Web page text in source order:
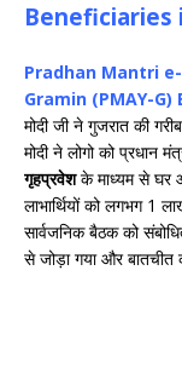
Beneficiaries
Pradhan Mantri
Gramin (PMAY-
मोदी जी ने गुजरात की
मोदी ने लोगो को प्रधान
गृहप्रवेशके माध्यम से घर
लाभार्थियों को लगभग 1
सार्वजनिक बैठक को
से जोड़ा गया और बातचीत